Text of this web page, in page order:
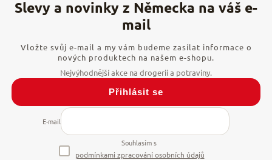
Vložte svůj e-mail a my vám budeme zasílat informace o
nových produktech na našem e-shopu.
E-mail
Souhlasím s
podmínkami zpracování osobních údajů
Přihlásit se